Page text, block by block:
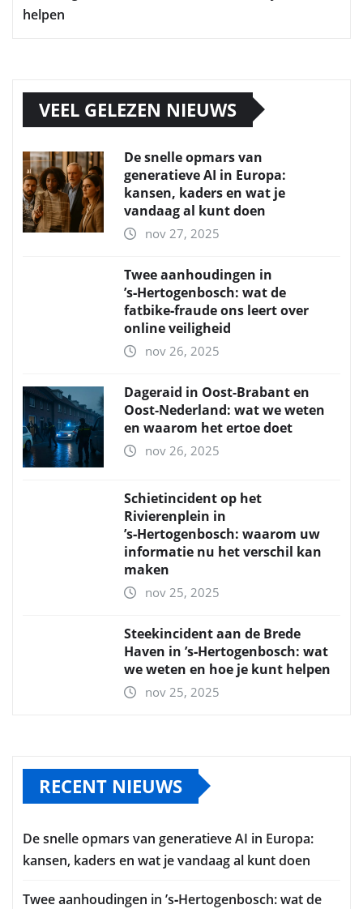
helpen
VEEL GELEZEN NIEUWS
De snelle opmars van
generatieve AI in Europa:
kansen, kaders en wat je
vandaag al kunt doen
nov 27, 2025
Twee aanhoudingen in
’s‑Hertogenbosch: wat de
fatbike‑fraude ons leert over
online veiligheid
nov 26, 2025
Dageraid in Oost-Brabant en
Oost-Nederland: wat we weten
en waarom het ertoe doet
nov 26, 2025
Schietincident op het
Rivierenplein in
’s‑Hertogenbosch: waarom uw
informatie nu het verschil kan
maken
nov 25, 2025
Steekincident aan de Brede
Haven in ’s‑Hertogenbosch: wat
we weten en hoe je kunt helpen
nov 25, 2025
RECENT NIEUWS
De snelle opmars van generatieve AI in Europa:
kansen, kaders en wat je vandaag al kunt doen
Twee aanhoudingen in ’s‑Hertogenbosch: wat de